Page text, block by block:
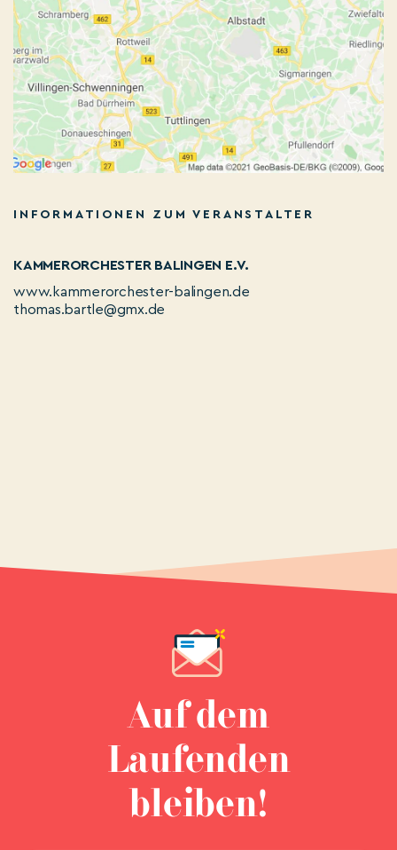
INFORMATIONEN ZUM VERANSTALTER
KAMMERORCHESTER BALINGEN E.V.
www.kammerorchester-balingen.de
thomas.bartle@gmx.de
Auf dem
Laufenden
bleiben!